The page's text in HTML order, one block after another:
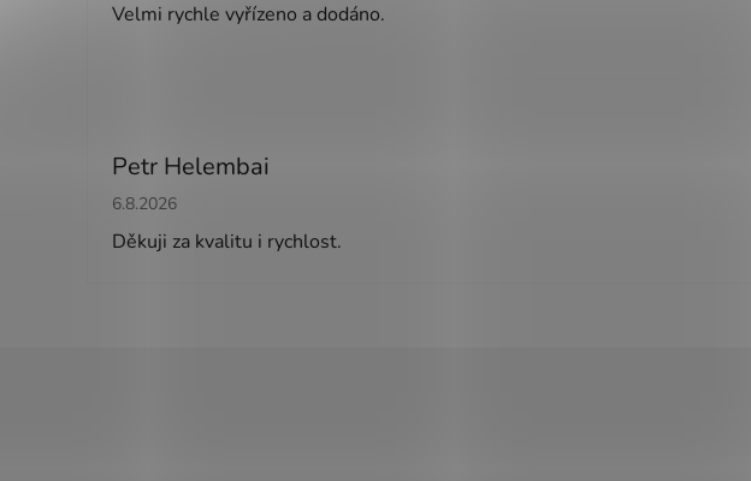
Velmi rychle vyřízeno a dodáno.
Petr Helembai
Hodnocení obchodu je 5 z 5 hvězdiček.
6.8.2026
Děkuji za kvalitu i rychlost.